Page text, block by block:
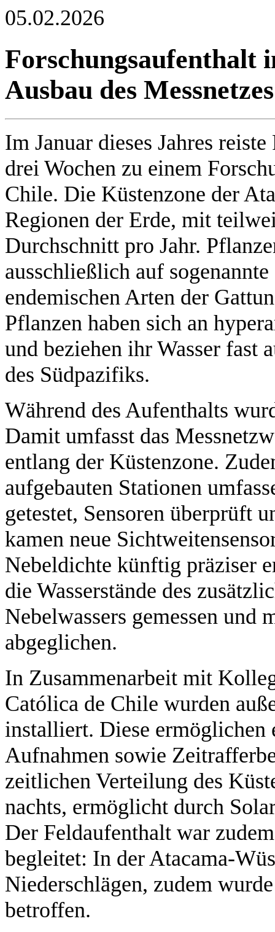
05.02.2026
Forschungsaufenthalt
Ausbau des
Im Januar dieses Jahres
drei Wochen zu einem
Chile. Die Küstenzone der
Regionen der Erde, mit
Durchschnitt pro Jahr.
ausschließlich auf
endemischen Arten der
Pflanzen haben sich an
und beziehen ihr Wasser fast
des Südpazifiks.
Während des Aufenthalts
Damit umfasst das
entlang der Küstenzone.
aufgebauten Stationen
getestet, Sensoren überprüft
kamen neue
Nebeldichte künftig präziser
die Wasserstände des
Nebelwassers gemessen und
abgeglichen.
In Zusammenarbeit mit
Católica de Chile wurden
installiert. Diese
Aufnahmen sowie
zeitlichen Verteilung des
nachts, ermöglicht durch
Der Feldaufenthalt war
begleitet: In der Atacama-
Niederschlägen, zudem
betroffen.